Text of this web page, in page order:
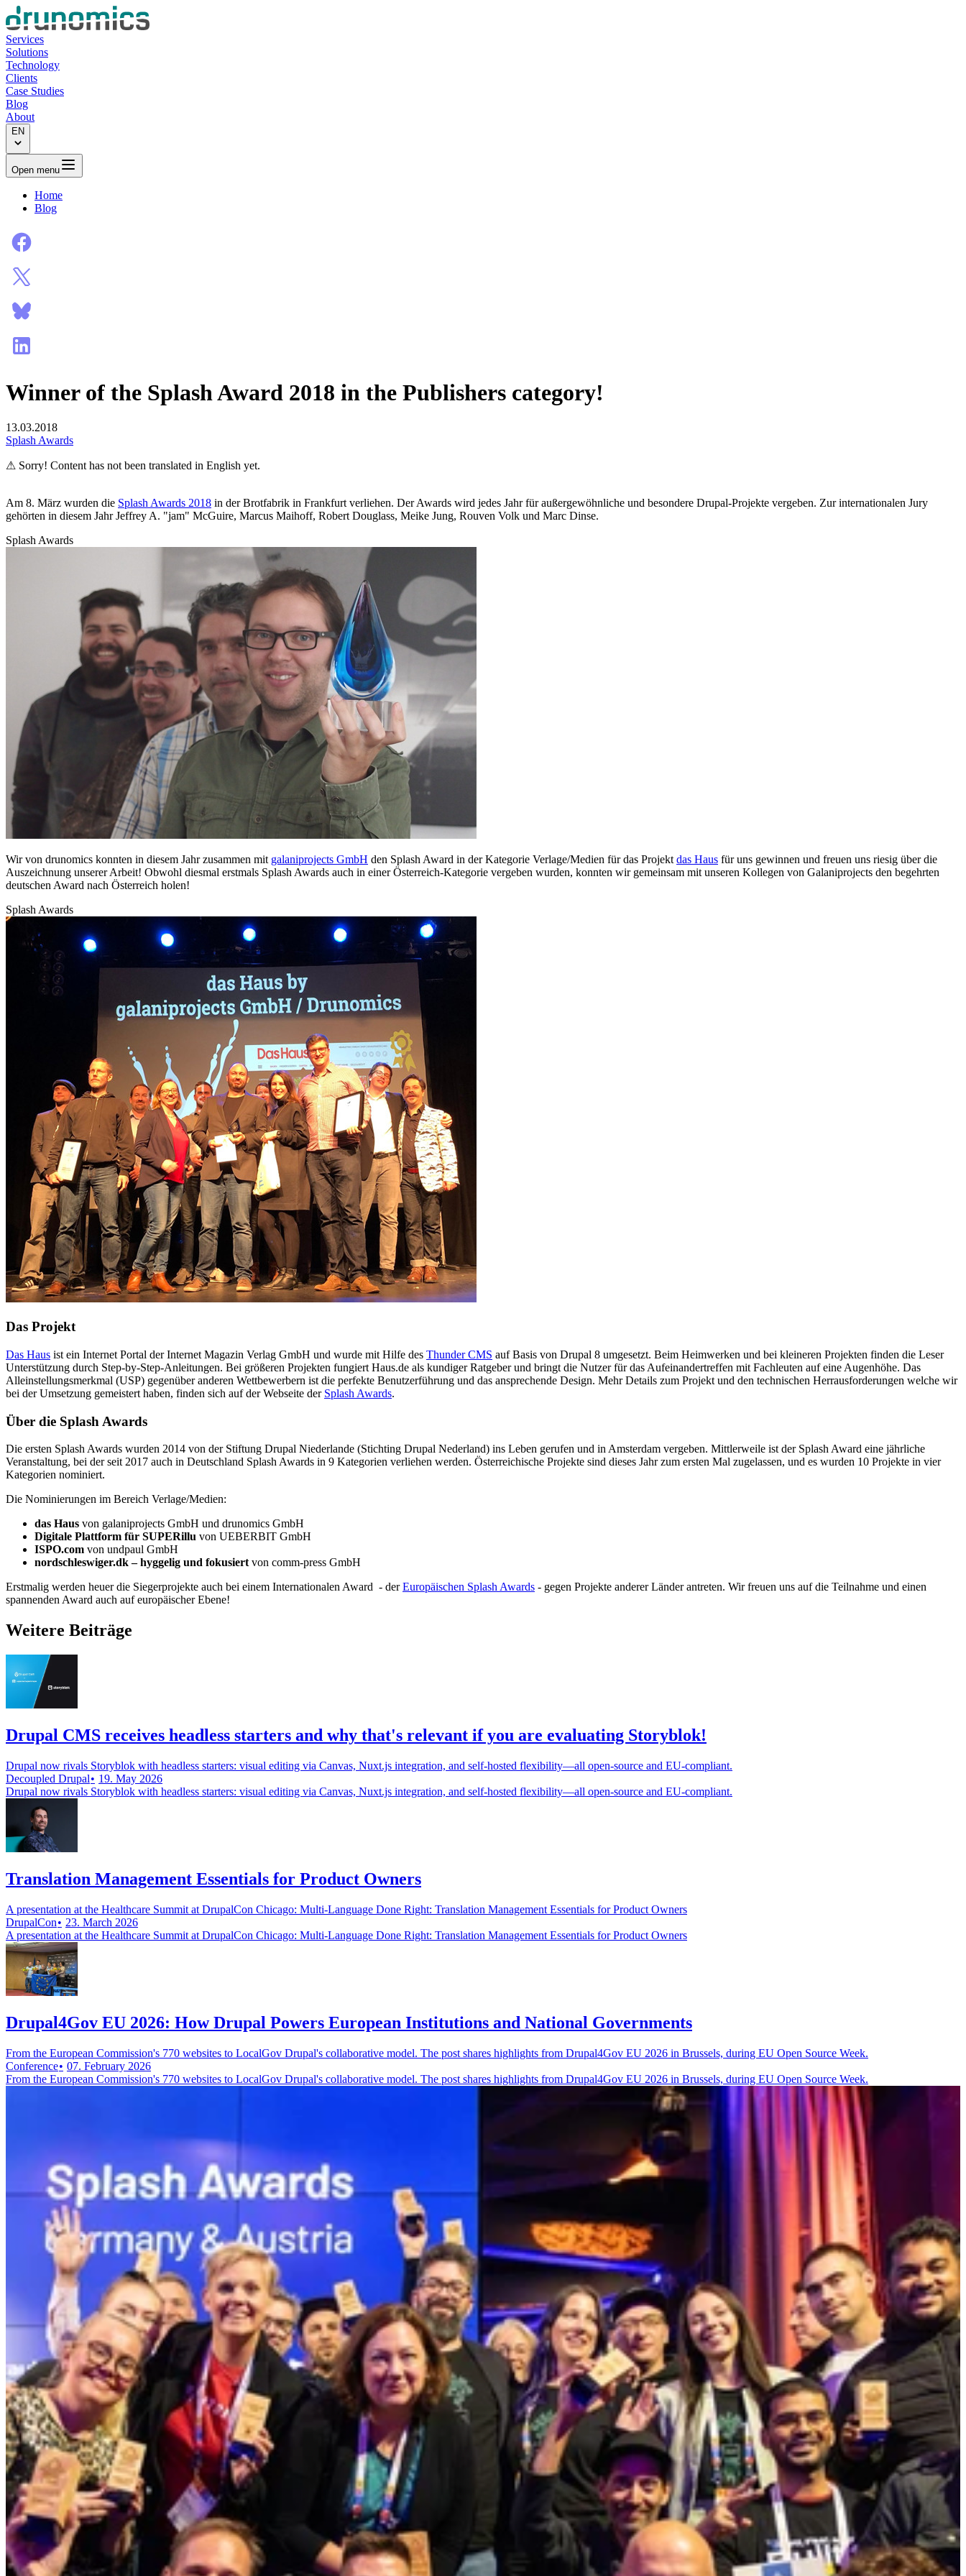
Services
Solutions
Technology
Clients
Case Studies
Blog
About
EN
Open menu
Home
Blog
Winner of the Splash Award 2018 in the Publishers category!
13.03.2018
Splash Awards
⚠ Sorry! Content has not been translated in English yet.
Am 8. März wurden die Splash Awards 2018 in der Brotfabrik in Frankfurt verliehen. Der Awards wird jedes Jahr für außergewöhnliche und besondere Drupal-Projekte vergeben. Zur internationalen Jury
gehörten in diesem Jahr Jeffrey A. "jam" McGuire, Marcus Maihoff, Robert Douglass, Meike Jung, Rouven Volk und Marc Dinse.
Splash Awards
Wir von drunomics konnten in diesem Jahr zusammen mit galaniprojects GmbH den Splash Award in der Kategorie Verlage/Medien für das Projektdas Haus für uns gewinnen und freuen uns riesig über die
Auszeichnung unserer Arbeit! Obwohl diesmal erstmals Splash Awards auch in einer Österreich-Kategorie vergeben wurden, konnten wir gemeinsam mit unseren Kollegen von Galaniprojects den begehrten
deutschen Award nach Österreich holen!
Splash Awards
Das Projekt
Das Haus ist ein Internet Portal der Internet Magazin Verlag GmbH und wurde mit Hilfe des Thunder CMS auf Basis von Drupal 8 umgesetzt. Beim Heimwerken und bei kleineren Projekten finden die Leser
Unterstützung durch Step-by-Step-Anleitungen. Bei größeren Projekten fungiert Haus.de als kundiger Ratgeber und bringt die Nutzer für das Aufeinandertreffen mit Fachleuten auf eine Augenhöhe. Das
Alleinstellungsmerkmal (USP) gegenüber anderen Wettbewerbern ist die perfekte Benutzerführung und das ansprechende Design. Mehr Details zum Projekt und den technischen Herrausforderungen welche wir
bei der Umsetzung gemeistert haben, finden sich auf der Webseite der Splash Awards.
Über die Splash Awards
Die ersten Splash Awards wurden 2014 von der Stiftung Drupal Niederlande (Stichting Drupal Nederland) ins Leben gerufen und in Amsterdam vergeben. Mittlerweile ist der Splash Award eine jährliche
Veranstaltung, bei der seit 2017 auch in Deutschland Splash Awards in 9 Kategorien verliehen werden. Österreichische Projekte sind dieses Jahr zum ersten Mal zugelassen, und es wurden 10 Projekte in vier
Kategorien nominiert.
Die Nominierungen im Bereich Verlage/Medien:
das Haus von galaniprojects GmbH und drunomics GmbH
Digitale Plattform für SUPERillu von UEBERBIT GmbH
ISPO.com von undpaul GmbH
nordschleswiger.dk – hyggelig und fokusiert von comm-press GmbH
Erstmalig werden heuer die Siegerprojekte auch bei einem Internationalen Award - derEuropäischen Splash Awards - gegen Projekte anderer Länder antreten. Wir freuen uns auf die Teilnahme und einen
spannenden Award auch auf europäischer Ebene!
Weitere Beiträge
Drupal CMS receives headless starters and why that's relevant if you are evaluating Storyblok!
Drupal now rivals Storyblok with headless starters: visual editing via Canvas, Nuxt.js integration, and self-hosted flexibility—all open-source and EU-compliant.
Decoupled Drupal
19. May 2026
Drupal now rivals Storyblok with headless starters: visual editing via Canvas, Nuxt.js integration, and self-hosted flexibility—all open-source and EU-compliant.
Translation Management Essentials for Product Owners
A presentation at the Healthcare Summit at DrupalCon Chicago: Multi-Language Done Right: Translation Management Essentials for Product Owners
DrupalCon
23. March 2026
A presentation at the Healthcare Summit at DrupalCon Chicago: Multi-Language Done Right: Translation Management Essentials for Product Owners
Drupal4Gov EU 2026: How Drupal Powers European Institutions and National Governments
From the European Commission's 770 websites to LocalGov Drupal's collaborative model. The post shares highlights from Drupal4Gov EU 2026 in Brussels, during EU Open Source Week.
Conference
07. February 2026
From the European Commission's 770 websites to LocalGov Drupal's collaborative model. The post shares highlights from Drupal4Gov EU 2026 in Brussels, during EU Open Source Week.